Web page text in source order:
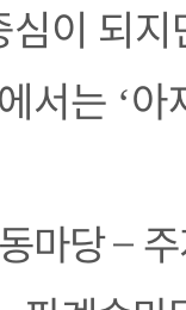
심이 되지
에서는 ‘아
마당–